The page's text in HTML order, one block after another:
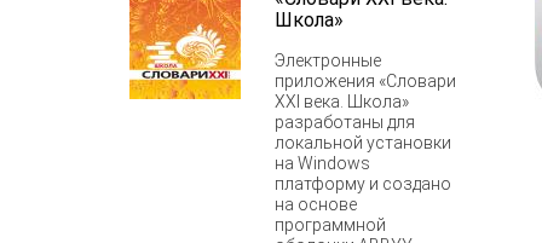
Школа»
Электронные
приложения «Словари
XXI века. Школа»
разработаны для
локальной установки
на Windows
платформу и создано
на основе
программной